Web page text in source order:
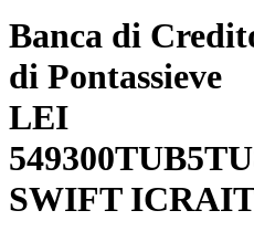
Banca di
di Pontassieve
LEI
SWIFT